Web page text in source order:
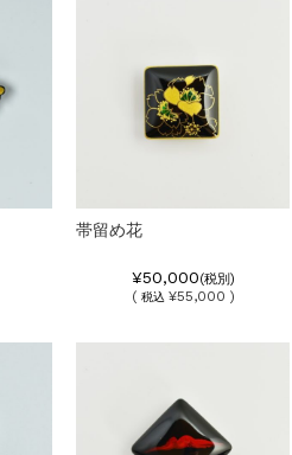
帯留め花
¥50,000(税別)
( 税込 ¥55,000 )